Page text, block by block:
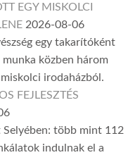
EGY MISKOLCI
2026-08-06
egy takarítóként
közben három
irodaházból.
FEJLESZTÉS
Selyében: több mint 112
indulnak el a